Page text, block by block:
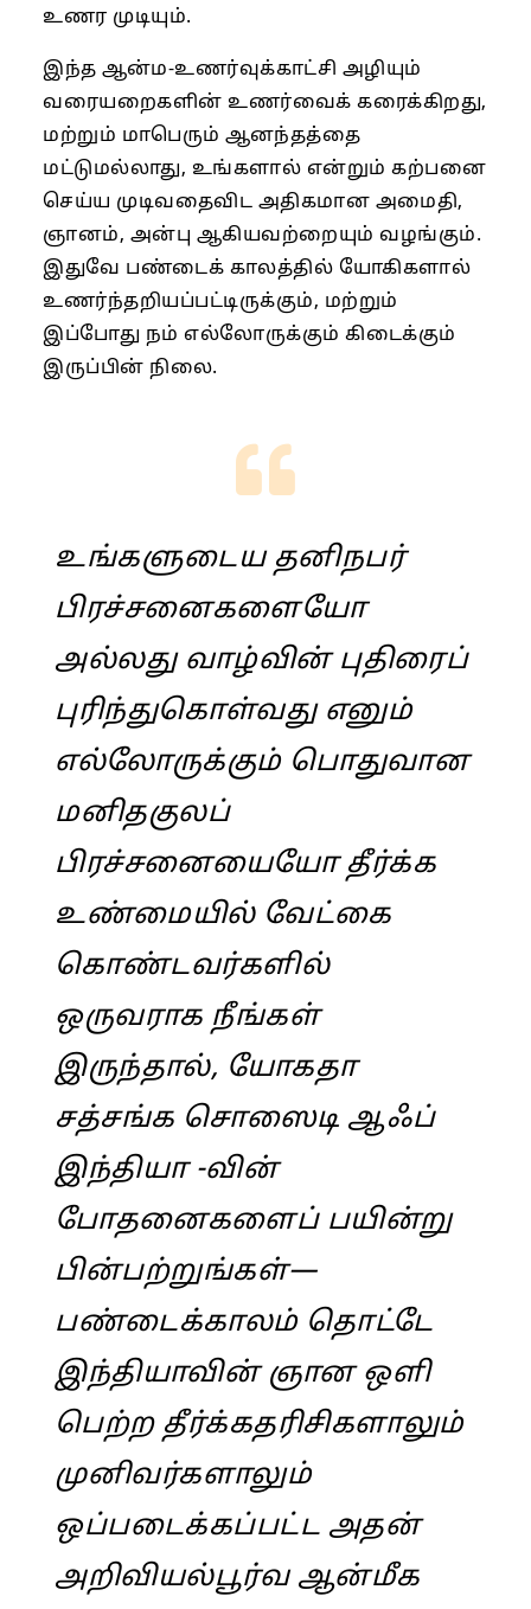
உணர முடியும்.
இந்த ஆன்ம-உணர்வுக்காட்சி அழியும்
வரையறைகளின் உணர்வைக் கரைக்கிறது,
மற்றும் மாபெரும் ஆனந்தத்தை
மட்டுமல்லாது, உங்களால் என்றும் கற்பனை
செய்ய முடிவதைவிட அதிகமான அமைதி,
ஞானம், அன்பு ஆகியவற்றையும் வழங்கும்.
இதுவே பண்டைக் காலத்தில் யோகிகளால்
உணர்ந்தறியப்பட்டிருக்கும், மற்றும்
இப்போது நம் எல்லோருக்கும் கிடைக்கும்
இருப்பின் நிலை.
உங்களுடைய தனிநபர்
பிரச்சனைகளையோ
அல்லது வாழ்வின் புதிரைப்
புரிந்துகொள்வது எனும்
எல்லோருக்கும் பொதுவான
மனிதகுலப்
பிரச்சனையையோ தீர்க்க
உண்மையில் வேட்கை
கொண்டவர்களில்
ஒருவராக நீங்கள்
இருந்தால், யோகதா
சத்சங்க சொஸைடி ஆஃப்
இந்தியா -வின்
போதனைகளைப் பயின்று
பின்பற்றுங்கள்—
பண்டைக்காலம் தொட்டே
இந்தியாவின் ஞான ஒளி
பெற்ற தீர்க்கதரிசிகளாலும்
முனிவர்களாலும்
ஒப்படைக்கப்பட்ட அதன்
அறிவியல்பூர்வ ஆன்மீக